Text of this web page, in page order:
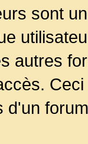
sont
autres
d'un